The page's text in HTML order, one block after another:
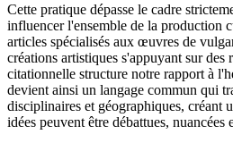
Cette pratique dépasse le cadre
influencer l'ensemble de la production
articles spécialisés aux œuvres de
créations artistiques s'appuyant sur des
citationnelle structure notre rapport à
devient ainsi un langage commun qui
disciplinaires et géographiques, créant
idées peuvent être débattues, nuancées